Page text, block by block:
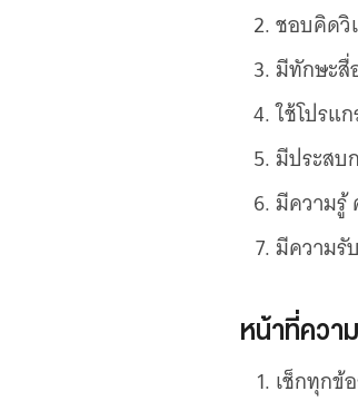
Making Data Visible
Thai PBS Verify
ชอบคิดวิ
มีทักษะสื่
ใช้โปรแ
มีประสบ
มีความรู้
มีความรั
หน้าที่ควา
เช็กทุกข้